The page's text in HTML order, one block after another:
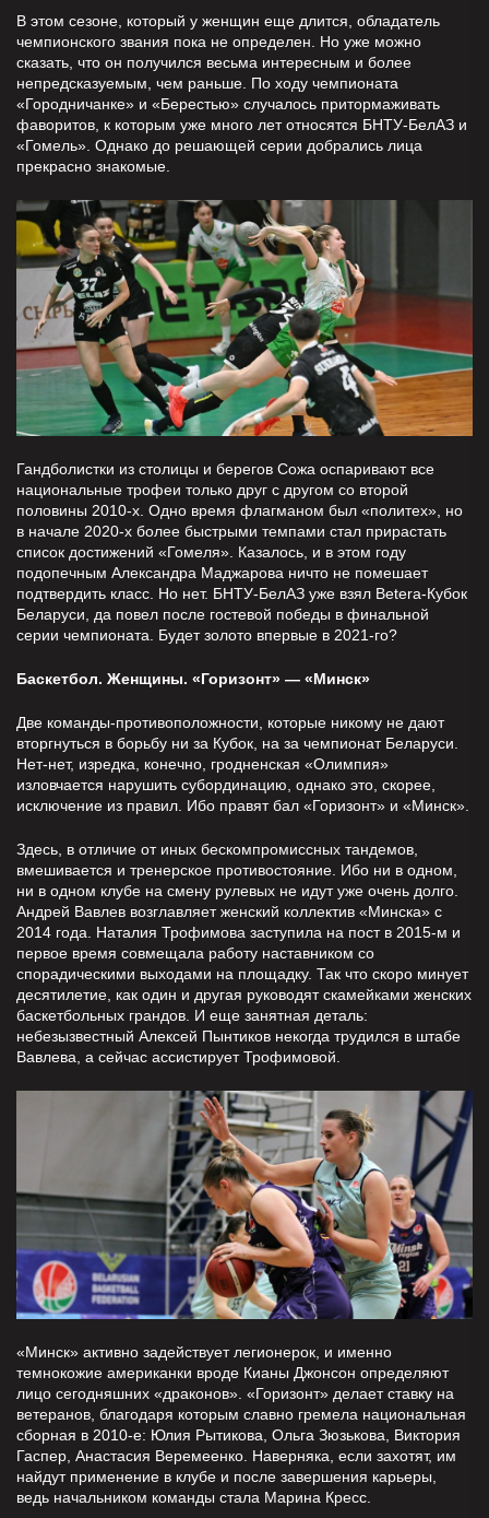
В этом сезоне, который у женщин еще длится, обладатель
чемпионского звания пока не определен. Но уже можно
сказать, что он получился весьма интересным и более
непредсказуемым, чем раньше. По ходу чемпионата
«Городничанке» и «Берестью» случалось притормаживать
фаворитов, к которым уже много лет относятся БНТУ-БелАЗ и
«Гомель». Однако до решающей серии добрались лица
прекрасно знакомые.
Гандболистки из столицы и берегов Сожа оспаривают все
национальные трофеи только друг с другом со второй
половины 2010-х. Одно время флагманом был «политех», но
в начале 2020-х более быстрыми темпами стал прирастать
список достижений «Гомеля». Казалось, и в этом году
подопечным Александра Маджарова ничто не помешает
подтвердить класс. Но нет. БНТУ-БелАЗ уже взял Betera-Кубок
Беларуси, да повел после гостевой победы в финальной
серии чемпионата. Будет золото впервые в 2021-го?
Баскетбол. Женщины. «Горизонт» — «Минск»
Две команды-противоположности, которые никому не дают
вторгнуться в борьбу ни за Кубок, на за чемпионат Беларуси.
Нет-нет, изредка, конечно, гродненская «Олимпия»
изловчается нарушить субординацию, однако это, скорее,
исключение из правил. Ибо правят бал «Горизонт» и «Минск».
Здесь, в отличие от иных бескомпромиссных тандемов,
вмешивается и тренерское противостояние. Ибо ни в одном,
ни в одном клубе на смену рулевых не идут уже очень долго.
Андрей Вавлев возглавляет женский коллектив «Минска» с
2014 года. Наталия Трофимова заступила на пост в 2015-м и
первое время совмещала работу наставником со
спорадическими выходами на площадку. Так что скоро минует
десятилетие, как один и другая руководят скамейками женских
баскетбольных грандов. И еще занятная деталь:
небезызвестный Алексей Пынтиков некогда трудился в штабе
Вавлева, а сейчас ассистирует Трофимовой.
«Минск» активно задействует легионерок, и именно
темнокожие американки вроде Кианы Джонсон определяют
лицо сегодняшних «драконов». «Горизонт» делает ставку на
ветеранов, благодаря которым славно гремела национальная
сборная в 2010-е: Юлия Рытикова, Ольга Зюзькова, Виктория
Гаспер, Анастасия Веремеенко. Наверняка, если захотят, им
найдут применение в клубе и после завершения карьеры,
ведь начальником команды стала Марина Кресс.